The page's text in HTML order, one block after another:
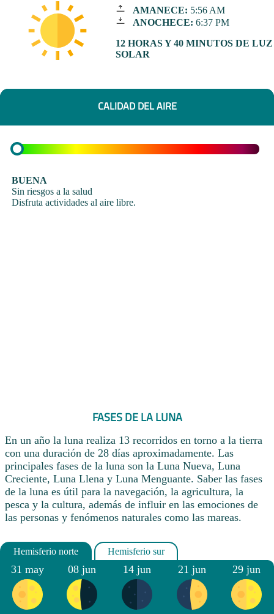
AMANECE: 5:56 AM
ANOCHECE: 6:37 PM
12 HORAS Y 40 MINUTOS DE LUZ
SOLAR
CALIDAD DEL AIRE
BUENA
Sin riesgos a la salud
Disfruta actividades al aire libre.
FASES DE LA LUNA
En un año la luna realiza 13 recorridos en torno a la tierra
con una duración de 28 días aproximadamente. Las
principales fases de la luna son la Luna Nueva, Luna
Creciente, Luna Llena y Luna Menguante. Saber las fases
de la luna es útil para la navegación, la agricultura, la
pesca y la cultura, además de influir en las emociones de
las personas y fenómenos naturales como las mareas.
31 may 08 jun 14 jun 21 jun 29 jun